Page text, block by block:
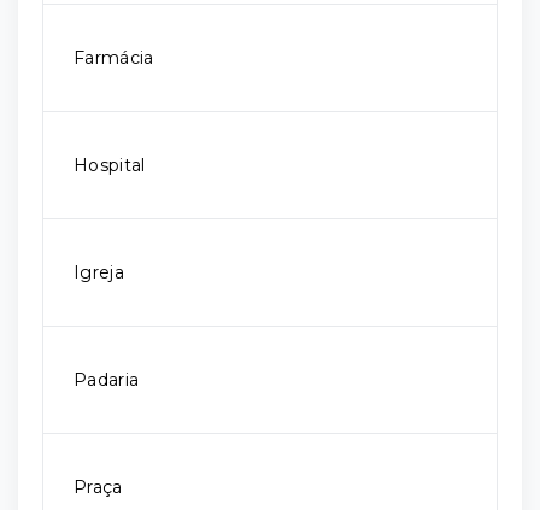
Farmácia
Hospital
Igreja
Padaria
Praça